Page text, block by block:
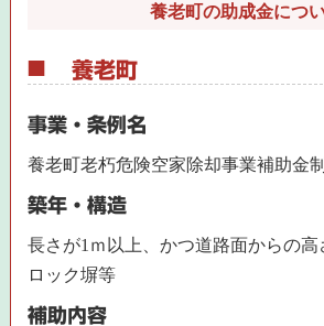
養老町の助成金につ
養老町
事業・条例名
養老町老朽危険空家除却事業補助金
築年・構造
長さが1ｍ以上、かつ道路面からの高
ロック塀等
補助内容